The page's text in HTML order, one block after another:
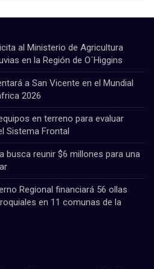
al Ministerio de Agricultura
en la Región de O´Higgins
a San Vicente en el Mundial
2026
en terreno para evaluar
Sistema Frontal
busca reunir $6 millones para una
Regional financiará 56 ollas
en 11 comunas de la